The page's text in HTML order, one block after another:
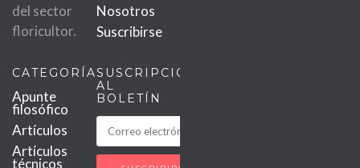
del sector
floricultor.
Nosotros
Suscribirse
CATEGORÍAS
Apunte
filosófico
Artículos
Artículos
técnicos
SUSCRIPCIÓN
AL
BOLETÍN